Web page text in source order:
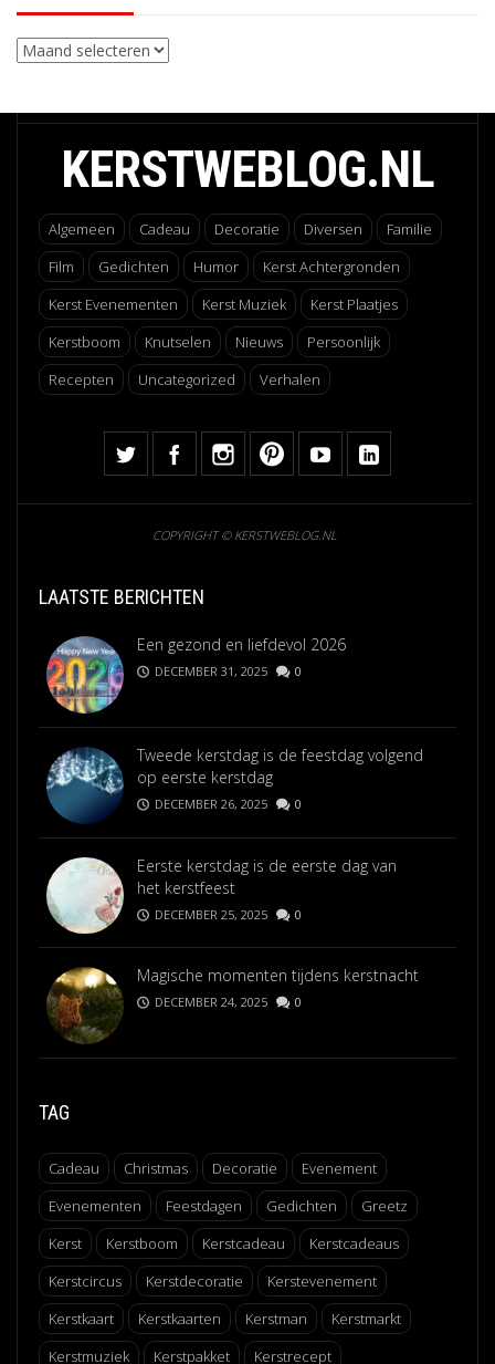
Archieven
KERSTWEBLOG.NL
Algemeen Cadeau Decoratie Diversen
Familie
Film
Gedichten Humor
Kerst Achtergronden
Kerst Evenementen
Kerst Muziek
Kerst Plaatjes
Kerstboom
Knutselen Nieuws
Persoonlijk
Recepten
Uncategorized Verhalen
COPYRIGHT © KERSTWEBLOG.NL
LAATSTE BERICHTEN
Een gezond en liefdevol 2026
DECEMBER 31, 2025 0
Tweede kerstdag is de feestdag volgend
op eerste kerstdag
DECEMBER 26, 2025 0
Eerste kerstdag is de eerste dag van
het kerstfeest
DECEMBER 25, 2025 0
Magische momenten tijdens kerstnacht
DECEMBER 24, 2025 0
TAG
Cadeau Christmas Decoratie
Evenement
Evenementen
Feestdagen Gedichten
Greetz
Kerst
Kerstboom Kerstcadeau
Kerstcadeaus
Kerstcircus
Kerstdecoratie
Kerstevenement
Kerstkaart
Kerstkaarten Kerstman
Kerstmarkt
Kerstmuziek
Kerstpakket Kerstrecept